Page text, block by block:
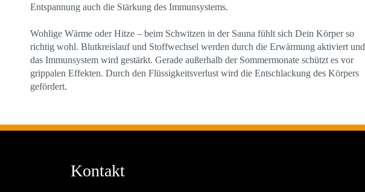
Entspannung auch die Stärkung des Immunsystems.
Wohlige Wärme oder Hitze – beim Schwitzen in der Sauna fühlt sich Dein Körper so
richtig wohl. Blutkreislauf und Stoffwechsel werden durch die Erwärmung aktiviert und
das Immunsystem wird gestärkt. Gerade außerhalb der Sommermonate schützt es vor
grippalen Effekten. Durch den Flüssigkeitsverlust wird die Entschlackung des Körpers
gefördert.
Kontakt